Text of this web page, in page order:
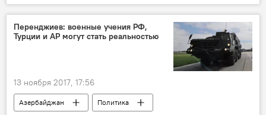
Ниязи Сафаров
реформы
Перенджиев: военные учения РФ,
Турции и АР могут стать реальностью
13 ноября 2017, 17:56
Азербайджан
Политика